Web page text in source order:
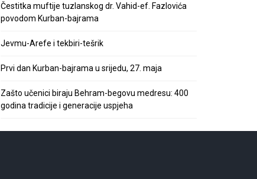
Čestitka muftije tuzlanskog dr. Vahid-ef. Fazlovića
povodom Kurban-bajrama
Jevmu-Arefe i tekbiri-tešrik
Prvi dan Kurban-bajrama u srijedu, 27. maja
Zašto učenici biraju Behram-begovu medresu: 400
godina tradicije i generacije uspjeha